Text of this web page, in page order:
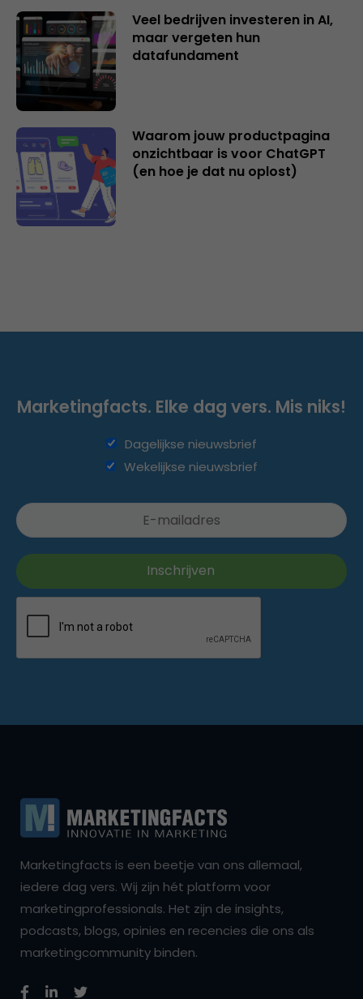
Veel bedrijven investeren in AI,
maar vergeten hun
datafundament
Waarom jouw productpagina
onzichtbaar is voor ChatGPT
(en hoe je dat nu oplost)
Marketingfacts. Elke dag vers. Mis niks!
Dagelijkse nieuwsbrief
Wekelijkse nieuwsbrief
Marketingfacts is een beetje van ons allemaal,
iedere dag vers. Wij zijn hét platform voor
marketingprofessionals. Het zijn de insights,
podcasts, blogs, opinies en recencies die ons als
marketingcommunity binden.